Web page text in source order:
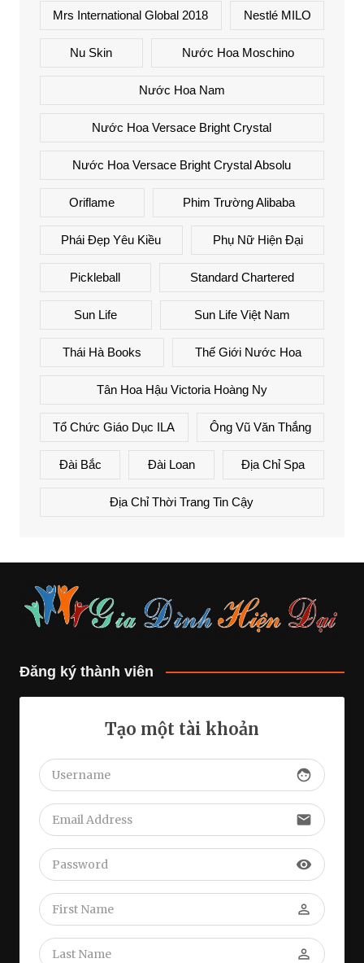
Mrs International Global 2018 Nestlé MILO
Nu Skin Nước Hoa Moschino
Nước Hoa Nam
Nước Hoa Versace Bright Crystal
Nước Hoa Versace Bright Crystal Absolu
Oriflame Phim Trường Alibaba
Phái Đẹp Yêu Kiều Phụ Nữ Hiện Đại
Pickleball Standard Chartered
Sun Life Sun Life Việt Nam
Thái Hà Books Thế Giới Nước Hoa
Tân Hoa Hậu Victoria Hoàng Ny
Tổ Chức Giáo Dục ILA Ông Vũ Văn Thắng
Đài Bắc Đài Loan Địa Chỉ Spa
Địa Chỉ Thời Trang Tin Cậy
Đăng ký thành viên
Tạo một tài khoản
face
email
visibility
perm_identity
perm_identity